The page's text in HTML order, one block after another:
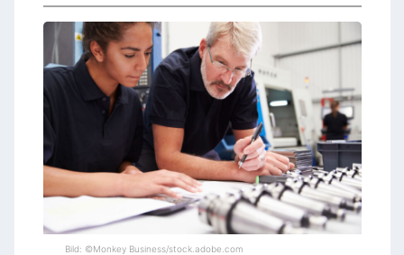
Bild: ©Monkey Business/stock.adobe.com